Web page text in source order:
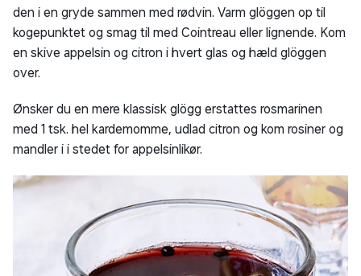
den i en gryde sammen med rødvin. Varm glöggen op til
kogepunktet og smag til med Cointreau eller lignende. Kom
en skive appelsin og citron i hvert glas og hæld glöggen
over.
Ønsker du en mere klassisk glögg erstattes rosmarinen
med 1 tsk. hel kardemomme, udlad citron og kom rosiner og
mandler i i stedet for appelsinlikør.